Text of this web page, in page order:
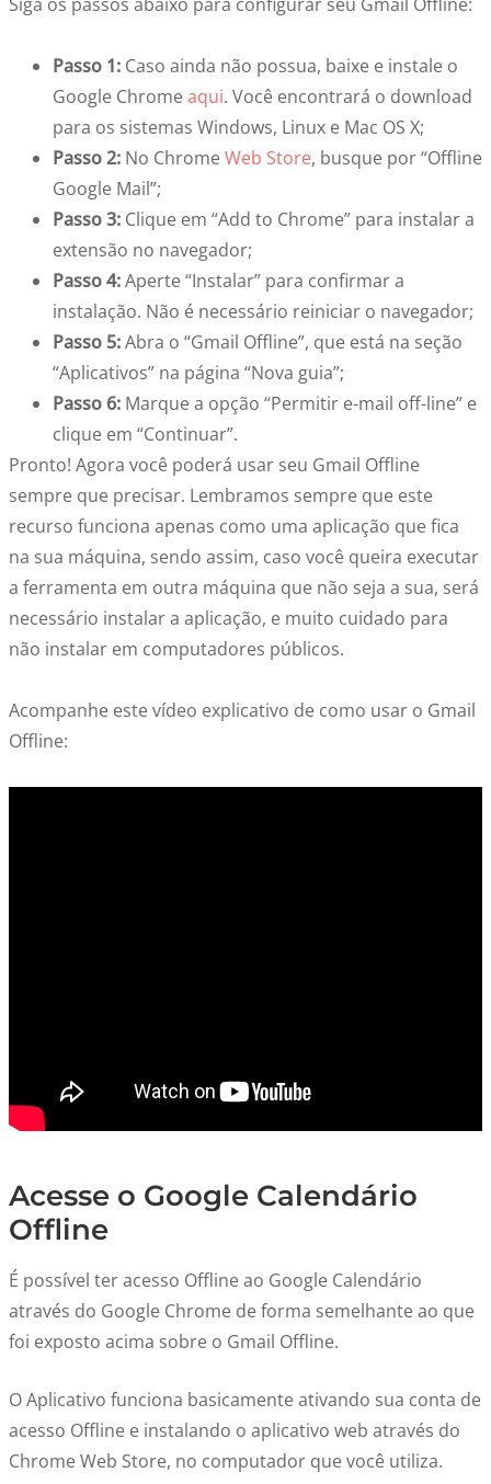
Passo 1: Caso ainda não possua, baixe e instale o
Google Chromeaqui. Você encontrará o download
para os sistemas Windows, Linux e Mac OS X;
Passo 2: No ChromeWeb Store, busque por “Offline
Google Mail”;
Passo 3: Clique em “Add to Chrome” para instalar a
extensão no navegador;
Passo 4:Aperte “Instalar” para confirmar a
instalação. Não é necessário reiniciar o navegador;
Passo 5:Abra o “Gmail Offline”, que está na seção
“Aplicativos” na página “Nova guia”;
Passo 6: Marque a opção “Permitir e-mail off-line” e
clique em “Continuar”.
Pronto! Agora você poderá usar seu Gmail Offline
sempre que precisar. Lembramos sempre que este
recurso funciona apenas como uma aplicação que fica
na sua máquina, sendo assim, caso você queira executar
a ferramenta em outra máquina que não seja a sua, será
necessário instalar a aplicação, e muito cuidado para
não instalar em computadores públicos.
Acompanhe este vídeo explicativo de como usar o Gmail
Offline:
Acesse o Google Calendário
Offline
É possível ter acesso Offline ao Google Calendário
através do Google Chrome de forma semelhante ao que
foi exposto acima sobre o Gmail Offline.
O Aplicativo funciona basicamente ativando sua conta de
acesso Offline e instalando o aplicativo web através do
Chrome Web Store, no computador que você utiliza.